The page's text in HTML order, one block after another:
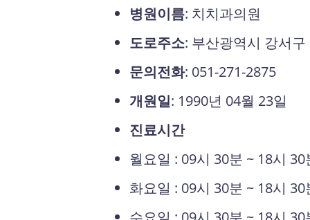
병원이름: 치치과의원
도로주소: 부산광역시 강서
문의전화: 051-271-2875
개원일: 1990년 04월 23일
진료시간
월요일 : 09시 30분 ~ 18시 30
화요일 : 09시 30분 ~ 18시 30